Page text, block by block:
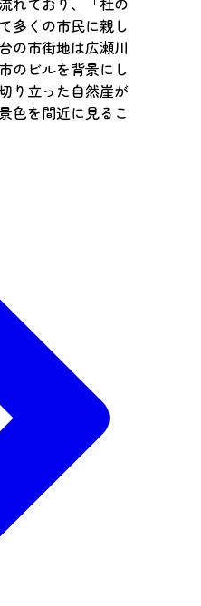
多くの市民に親し
の市街地は広瀬川
のビルを背景にし
り立った自然崖が
色を間近に見るこ